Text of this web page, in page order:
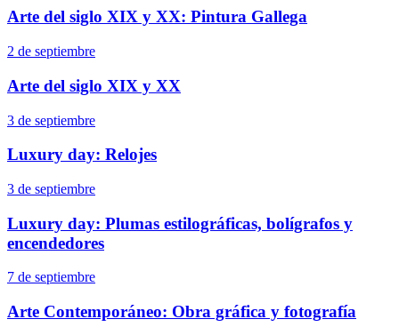
Arte del siglo XIX y XX: Pintura Gallega
2 de septiembre
Arte del siglo XIX y XX
3 de septiembre
Luxury day: Relojes
3 de septiembre
Luxury day: Plumas estilográficas, bolígrafos y
encendedores
7 de septiembre
Arte Contemporáneo: Obra gráfica y fotografía